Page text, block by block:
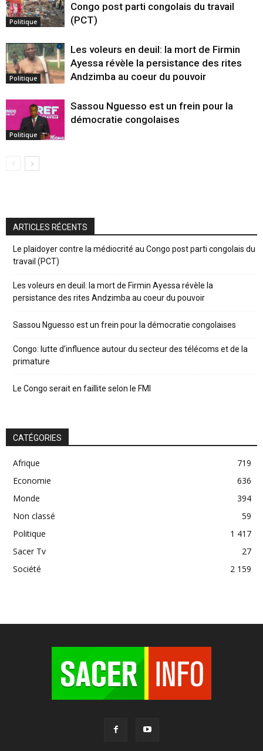
Politique
Congo post parti congolais du travail
(PCT)
Politique
Les voleurs en deuil: la mort de Firmin
Ayessa révèle la persistance des rites
Andzimba au coeur du pouvoir
Politique
Sassou Nguesso est un frein pour la
démocratie congolaises
ARTICLES RÉCENTS
Le plaidoyer contre la médiocrité au Congo post parti congolais du
travail (PCT)
Les voleurs en deuil: la mort de Firmin Ayessa révèle la
persistance des rites Andzimba au coeur du pouvoir
Sassou Nguesso est un frein pour la démocratie congolaises
Congo: lutte d’influence autour du secteur des télécoms et de la
primature
Le Congo serait en faillite selon le FMI
CATÉGORIES
Afrique
719
Economie
636
Monde
394
Non classé
59
Politique
1 417
Sacer Tv
27
Société
2 159